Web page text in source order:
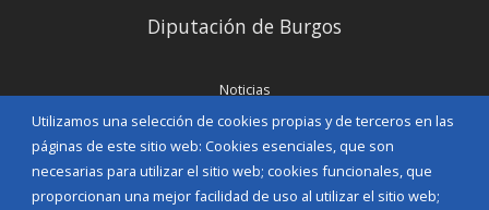
Utilizamos una selección de cookies propias y de terceros en las
páginas de este sitio web: Cookies esenciales, que son
necesarias para utilizar el sitio web; cookies funcionales, que
proporcionan una mejor facilidad de uso al utilizar el sitio web;
Diputación de Burgos
Noticias
Eventos
Corporación Municipal
Teléfonos de interés